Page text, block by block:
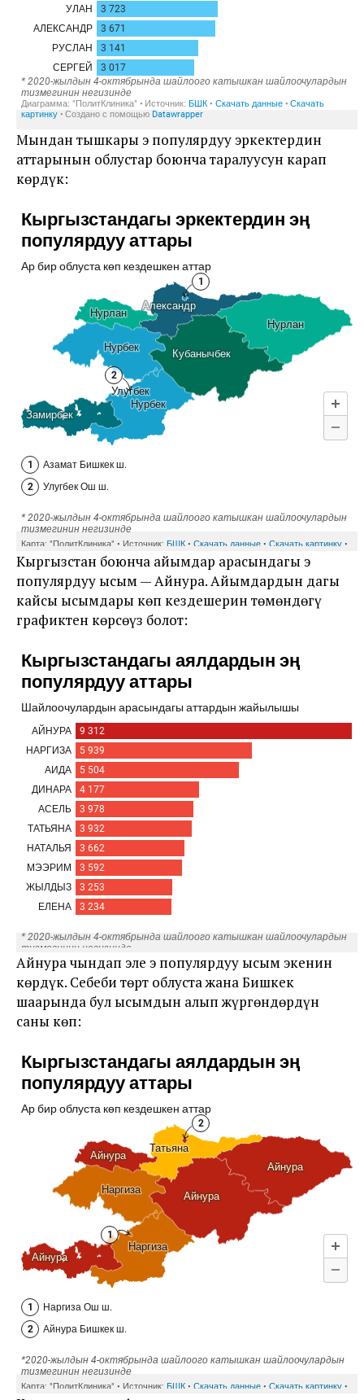
Мындан тышкары эң популярдуу эркектердин
аттарынын облустар боюнча таралуусун карап
көрдүк:
Кыргызстан боюнча айымдар арасындагы эң
популярдуу ысым — Айнура. Айымдардын дагы
кайсы ысымдары көп кездешерин төмөндөгү
графиктен көрсөңүз болот:
Айнура чындап эле эң популярдуу ысым экенин
көрдүк. Себеби төрт облуста жана Бишкек
шаарында бул ысымдын алып жүргөндөрдүн
саны көп: